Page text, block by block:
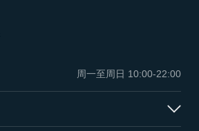
周一至周日 10:00-22:00